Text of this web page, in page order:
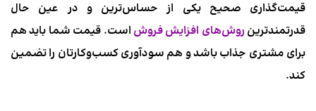
قیمت‌گذاری صحیح یکی از حساس‌ترین و در عین حال
قدرتمندترین روش‌های افزایش فروش است. قیمت شما باید هم
برای مشتری جذاب باشد و هم سودآوری کسب‌وکارتان را تضمین
کند.